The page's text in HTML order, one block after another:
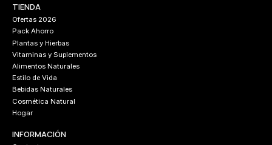
TIENDA
Ofertas 2026
Pack Ahorro
Plantas y Hierbas
Vitaminas y Suplementos
Alimentos Naturales
Estilo de Vida
Bebidas Naturales
Cosmética Natural
Hogar
INFORMACIÓN